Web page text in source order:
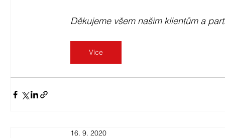
Děkujeme všem našim klientům a
Více
16. 9. 2020